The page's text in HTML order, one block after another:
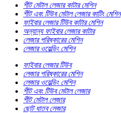
শীট মেটাল লেজার কাটার মেশিন
শীট এবং টিউব মেটাল লেজার কাটিং মেশিন
ফাইবার লেজার টিউব কাটার মেশিন
অন্যান্য ফাইবার লেজার কাটার
লেজার পরিষ্কারের মেশিন
লেজার ওয়েল্ডিং মেশিন
ফাইবার লেজার টিউব
লেজার পরিষ্কারের মেশিন
লেজার ওয়েল্ডিং মেশিন
শীট এবং টিউব মেটাল লেজার
শীট মেটাল লেজার
ছোট ধাতব লেজার